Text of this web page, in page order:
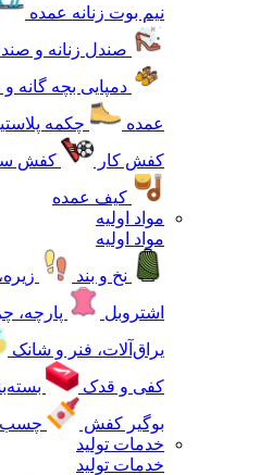
نیم بوت زنانه عمده
صندل زنانه و
دمپایی بچه گانه
عمده
چکمه
کفش کار
کفش
کیف عمده
مواد اولیه
مواد اولیه
نخ و بند
اشتروبل
پارچه،
یراق‌آلات، فنر و شانک
کفی و قدک
بوگیر کفش
چسب
خدمات تولید
خدمات تولید